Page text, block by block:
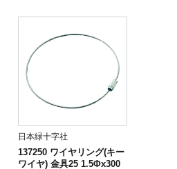
日本緑十字社
137250 ワイヤリング(キー
ワイヤ) 金具25 1.5Φx300